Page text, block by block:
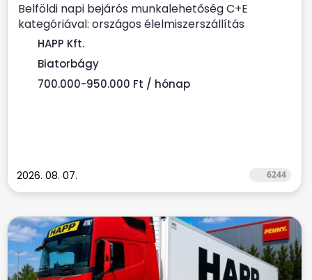
Belföldi napi bejárós munkalehetőség C+E
kategóriával: országos élelmiszerszállítás
Biatorbágyi...
HAPP Kft.
Biatorbágy
700.000-950.000 Ft / hónap
2026. 08. 07. 6244